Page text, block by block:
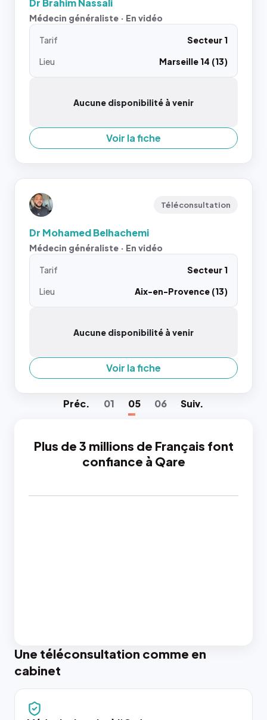
Dr Brahim Nassali
Médecin généraliste · En vidéo
Tarif
Secteur 1
Lieu
Marseille 14 (13)
Aucune disponibilité à venir
Voir la fiche
Téléconsultation
Dr Mohamed Belhachemi
Médecin généraliste · En vidéo
Tarif
Secteur 1
Lieu
Aix-en-Provence (13)
Aucune disponibilité à venir
Voir la fiche
Préc. 01 05 06 Suiv.
Plus de 3 millions de Français font
confiance à Qare
Une téléconsultation comme en
cabinet